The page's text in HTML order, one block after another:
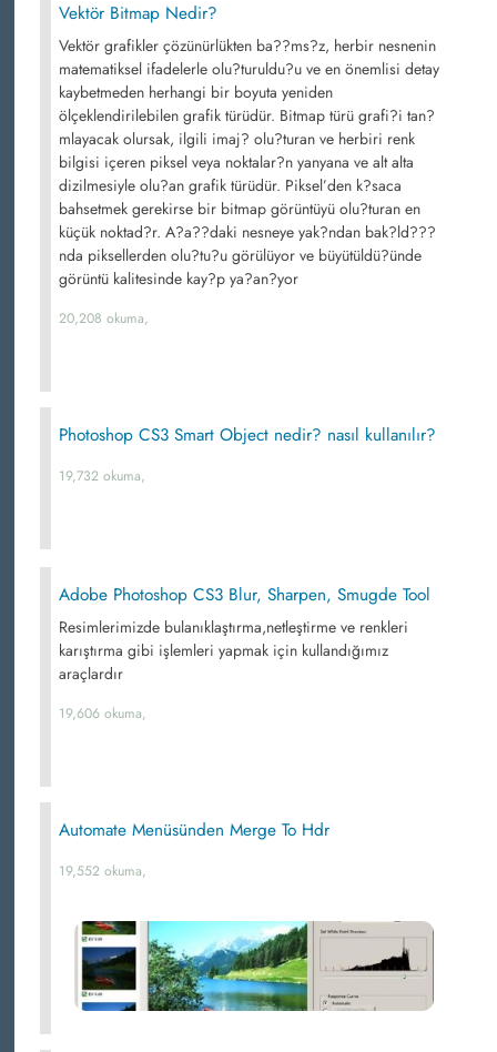
Vektör Bitmap Nedir?
Vektör grafikler çözünürlükten ba??ms?z, herbir nesnenin
matematiksel ifadelerle olu?turuldu?u ve en önemlisi detay
kaybetmeden herhangi bir boyuta yeniden
ölçeklendirilebilen grafik türüdür. Bitmap türü grafi?i tan?
mlayacak olursak, ilgili imaj? olu?turan ve herbiri renk
bilgisi içeren piksel veya noktalar?n yanyana ve alt alta
dizilmesiyle olu?an grafik türüdür. Piksel’den k?saca
bahsetmek gerekirse bir bitmap görüntüyü olu?turan en
küçük noktad?r. A?a??daki nesneye yak?ndan bak?ld???
nda piksellerden olu?tu?u görülüyor ve büyütüldü?ünde
görüntü kalitesinde kay?p ya?an?yor
20,208 okuma,
Photoshop CS3 Smart Object nedir? nasıl kullanılır?
19,732 okuma,
Adobe Photoshop CS3 Blur, Sharpen, Smugde Tool
Resimlerimizde bulanıklaştırma,netleştirme ve renkleri
karıştırma gibi işlemleri yapmak için kullandığımız
araçlardır
19,606 okuma,
Automate Menüsünden Merge To Hdr
19,552 okuma,